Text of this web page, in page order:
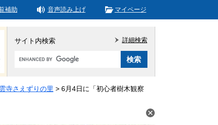
補助 音声読み上げ マイページ
サイト内検索
Google
タ
ム
詳細検索
寺さえずりの里 > 6月4日に「初心者樹木観察